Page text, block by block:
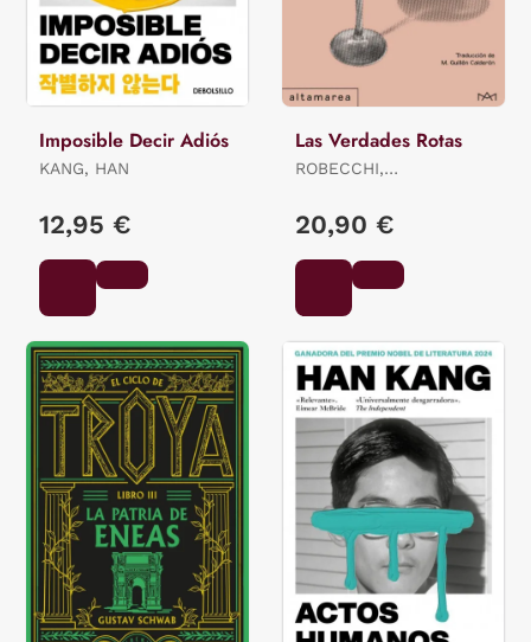
Imposible Decir Adiós
KANG, HAN
12,95 €
Las Verdades Rotas
ROBECCHI,
20,90 €